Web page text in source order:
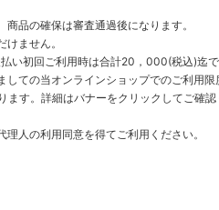
品の確保は審査通過後になります。
ません。
い初回ご利用時は合計20，000(税込)迄で
しての当オンラインショップでのご利用限
す。詳細はバナーをクリックしてご確認
人の利用同意を得てご利用ください。